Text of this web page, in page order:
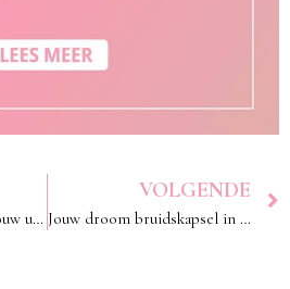
Haarstylist Meppel – Jouw ultieme beauty experience bij Her Avenue
VOLGENDE
Jouw droom bruidskapsel in Emmen – Say yes to the hair!